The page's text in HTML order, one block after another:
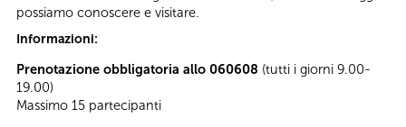
possiamo conoscere e visitare.
Informazioni:
Prenotazione obbligatoria allo 060608 (tutti i giorni 9.00-
19.00)
Massimo 15 partecipanti